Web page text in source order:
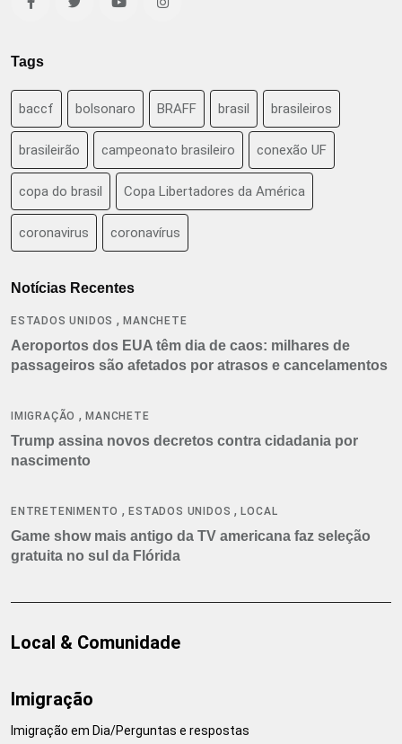
Tags
baccf bolsonaro BRAFF brasil brasileiros
brasileirão campeonato brasileiro conexão UF
copa do brasil Copa Libertadores da América
coronavirus coronavírus
Notícias Recentes
ESTADOS UNIDOS ,MANCHETE
Aeroportos dos EUA têm dia de caos: milhares de
passageiros são afetados por atrasos e cancelamentos
IMIGRAÇÃO ,MANCHETE
Trump assina novos decretos contra cidadania por
nascimento
ENTRETENIMENTO ,ESTADOS UNIDOS ,LOCAL
Game show mais antigo da TV americana faz seleção
gratuita no sul da Flórida
Local & Comunidade
Imigração
Imigração em Dia/Perguntas e respostas